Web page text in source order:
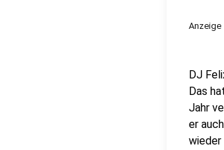
Anzeige
DJ
Das
Jahr
er
wieder